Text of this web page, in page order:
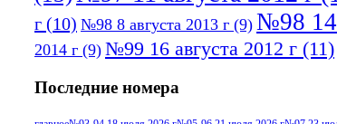
г (10) №98 8 августа 2013 г (9) №98 14
2014 г (9) №99 16 августа 2012 г (11)
Последние номера